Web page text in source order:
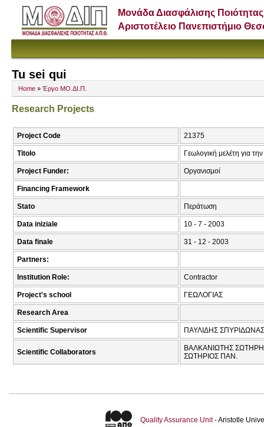
Μονάδα Διασφάλισης Ποιότητας
Αριστοτέλειο Πανεπιστήμιο
Tu sei qui
Home » Έργο ΜΟ.ΔΙ.Π.
Research Projects
Project Code 21375
Titolo Γεωλογική μελέτη για
Project Funder: Οργανισμοί
Financing Framework
Stato Περάτωση
Data iniziale 10 - 7 - 2003
Data finale 31 - 12 - 2003
Partners:
Institution Role: Contractor
Project's school ΓΕΩΛΟΓΙΑΣ
Research Area
Scientific Supervisor ΠΑΥΛΙΔΗΣ
Scientific Collaborators
ΒΑΛΚΑΝΙΩΤΗΣ
ΣΩΤΗΡΙΟΣ ΠΑΝ.
Quality Assurance Unit- Aristotle